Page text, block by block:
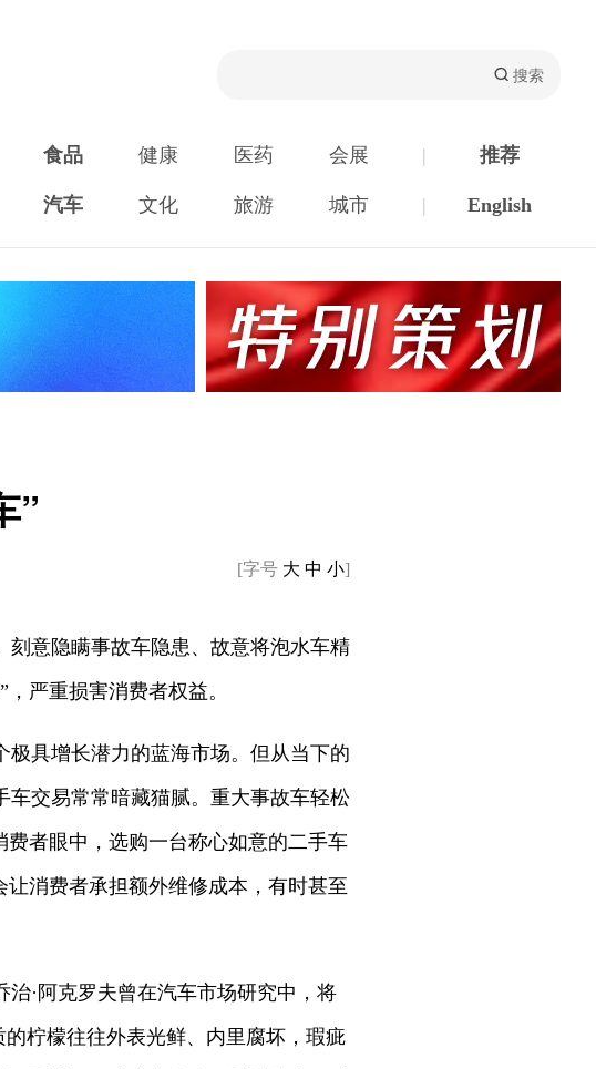
食品 健康 医药 会展 | 推荐
汽车 文化 旅游 城市 | English
”
[字号 大 中 小]
意隐瞒事故车隐患、故意将泡水车精
严重损害消费者权益。
具增长潜力的蓝海市场。但从当下的
交易常常暗藏猫腻。重大事故车轻松
者眼中，选购一台称心如意的二手车
消费者承担额外维修成本，有时甚至
·阿克罗夫曾在汽车市场研究中，将
柠檬往往外表光鲜、内里腐坏，瑕疵